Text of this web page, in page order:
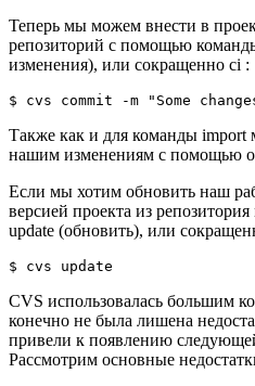
Теперь мы можем внести в
репозиторий с помощью
изменения), или сокращенно ci :
$ cvs commit -m "Some
Также как и для команды
нашим изменениям с помощью
Если мы хотим обновить наш
версией проекта из
update (обновить), или
$ cvs update
CVS использовалась большим
конечно не была лишена
привели к появлению
Рассмотрим основные